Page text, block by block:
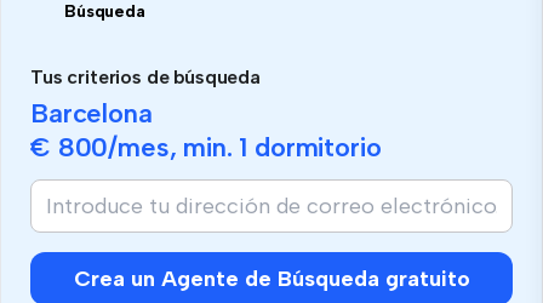
Búsqueda
Tus criterios de búsqueda
Barcelona
€ 800/mes, min. 1 dormitorio
Si
eres
humano,
ignora
este
Crea un Agente de Búsqueda gratuito